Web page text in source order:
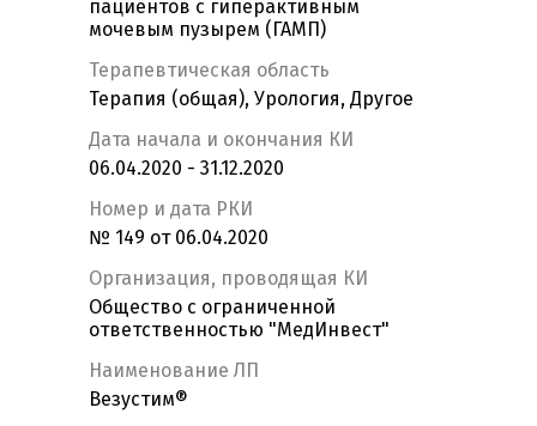
пациентов с гиперактивным
мочевым пузырем (ГАМП)
Терапевтическая область
Терапия (общая), Урология, Другое
Дата начала и окончания КИ
06.04.2020 - 31.12.2020
Номер и дата РКИ
№ 149 от 06.04.2020
Организация, проводящая КИ
Общество с ограниченной
ответственностью "МедИнвест"
Наименование ЛП
Везустим®